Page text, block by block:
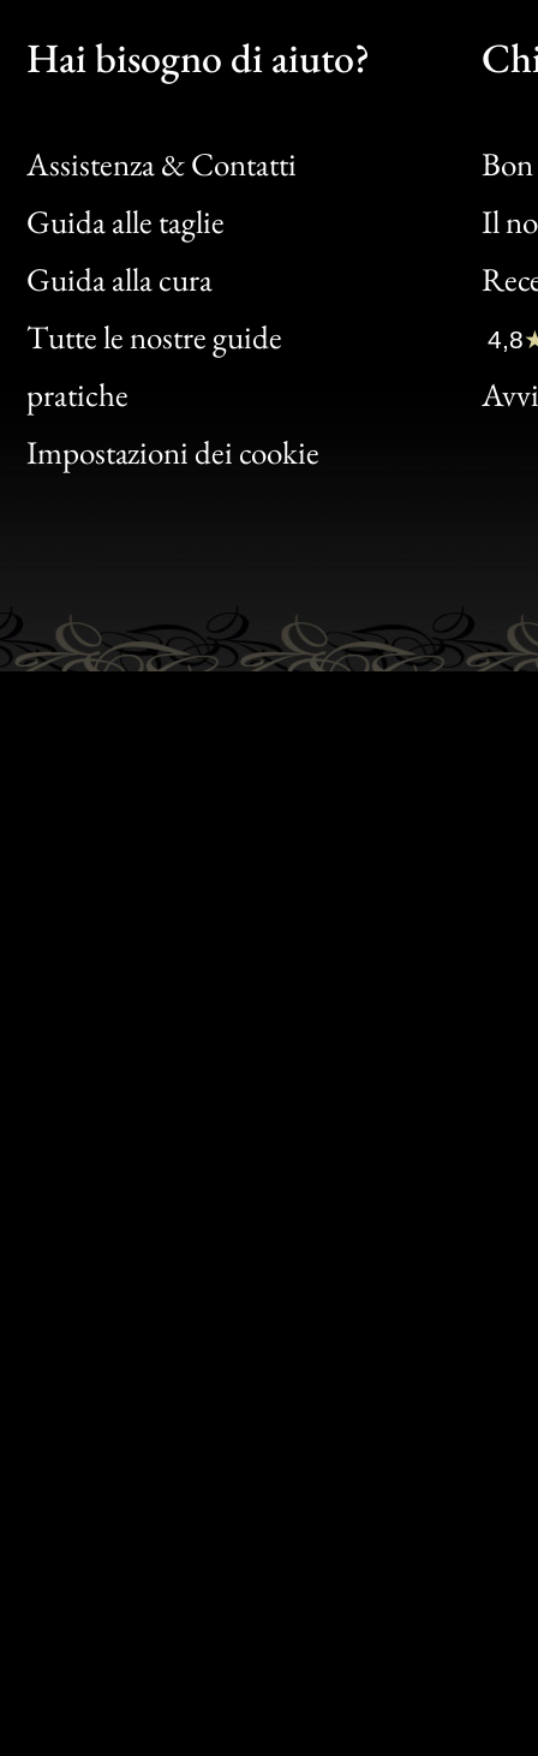
Hai bisogno di aiuto?
Assistenza & Contatti
Guida alle taglie
Guida alla cura
Tutte le nostre guide
pratiche
Impostazioni dei cookie
Il
Bon
Clic
Bon
4,8